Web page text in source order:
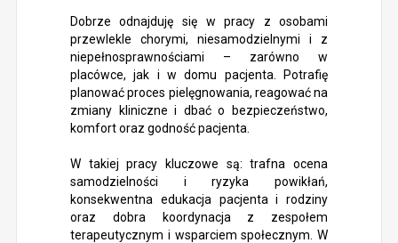
Dobrze odnajduję się w pracy z osobami
przewlekle chorymi, niesamodzielnymi i z
niepełnosprawnościami – zarówno w
placówce, jak i w domu pacjenta. Potrafię
planować proces pielęgnowania, reagować na
zmiany kliniczne i dbać o bezpieczeństwo,
komfort oraz godność pacjenta.
W takiej pracy kluczowe są: trafna ocena
samodzielności i ryzyka powikłań,
konsekwentna edukacja pacjenta i rodziny
oraz dobra koordynacja z zespołem
terapeutycznym i wsparciem społecznym. W